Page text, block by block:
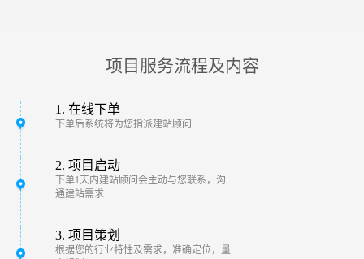
项目服务流程及内容
1. 在线下单
下单后系统将为您指派建站顾问
2. 项目启动
下单1天内建站顾问会主动与您联系，沟
通建站需求
3. 项目策划
根据您的行业特性及需求，准确定位，量